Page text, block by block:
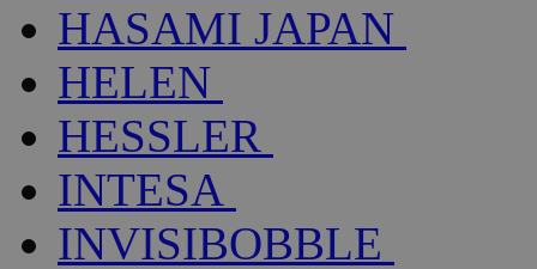
HASAMI JAPAN
HELEN
HESSLER
INTESA
INVISIBOBBLE